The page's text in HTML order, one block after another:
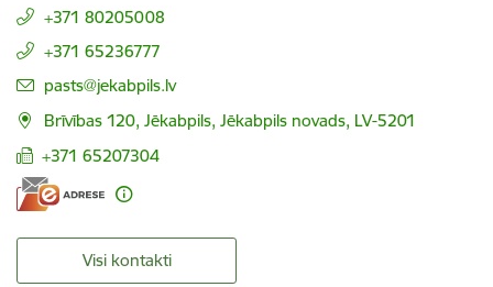
+371 80205008
+371 65236777
E-pasts:
pasts@jekabpils.lv
Brīvības 120, Jēkabpils, Jēkabpils novads, LV-5201
+371 65207304
Visi kontakti